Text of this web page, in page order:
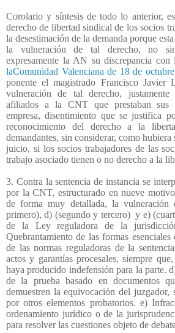
Corolario y síntesis de todo lo anterior,
derecho de libertad sindical de los socios
la desestimación de la demanda porque
la vulneración de tal derecho, no
expresamente la AN su discrepancia con
laComunidad Valenciana de 18 de
ponente el magistrado Francisco
vulneración de tal derecho, justamente
afiliados a la CNT que prestaban sus
empresa, disentimiento que se justifica
reconocimiento del derecho a la
demandantes, sin considerar, como hubiera
juicio, si los socios trabajadores de las
trabajo asociado tienen o no derecho a la
3. Contra la sentencia de instancia se
por la CNT, estructurado en nueve
de forma muy detallada, la vulneración
primero), d) (segundo y tercero) y e)
de la Ley reguladora de la
Quebrantamiento de las formas
de las normas reguladoras de la
actos y garantías procesales, siempre
haya producido indefensión para la parte.
de la prueba basado en documentos
demuestren la equivocación del juzgador,
por otros elementos probatorios. e)
ordenamiento jurídico o de la
para resolver las cuestiones objeto de